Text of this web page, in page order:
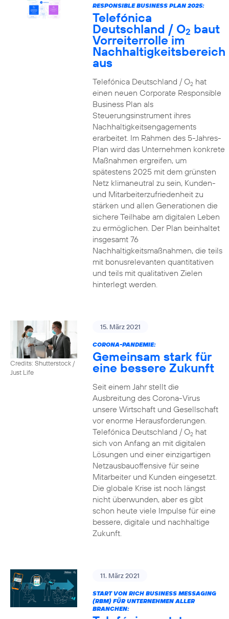
RESPONSIBLE BUSINESS PLAN 2025:
Telefónica
Deutschland / O2 baut
Vorreiterrolle im
Nachhaltigkeitsbereich
aus
Telefónica Deutschland / O2hat
einen neuen Corporate Responsible
Business Plan als
Steuerungsinstrument ihres
Nachhaltigkeitsengagements
erarbeitet. Im Rahmen des 5-Jahres-
Plan wird das Unternehmen konkrete
Maßnahmen ergreifen, um
spätestens 2025 mit dem grünsten
Netz klimaneutral zu sein, Kunden-
und Mitarbeiterzufriedenheit zu
stärken und allen Generationen die
sichere Teilhabe am digitalen Leben
zu ermöglichen. Der Plan beinhaltet
insgesamt 76
Nachhaltigkeitsmaßnahmen, die teils
mit bonusrelevanten quantitativen
und teils mit qualitativen Zielen
hinterlegt werden.
Credits: Shutterstock /
Just Life
15. März 2021
CORONA-PANDEMIE:
Gemeinsam stark für
eine bessere Zukunft
Seit einem Jahr stellt die
Ausbreitung des Corona-Virus
unsere Wirtschaft und Gesellschaft
vor enorme Herausforderungen.
Telefónica Deutschland / O2hat
sich von Anfang an mit digitalen
Lösungen und einer einzigartigen
Netzausbauoffensive für seine
Mitarbeiter und Kunden eingesetzt.
Die globale Krise ist noch längst
nicht überwunden, aber es gibt
schon heute viele Impulse für eine
bessere, digitale und nachhaltige
Zukunft.
11. März 2021
START VON RICH BUSINESS MESSAGING
(RBM) FÜR UNTERNEHMEN ALLER
BRANCHEN: